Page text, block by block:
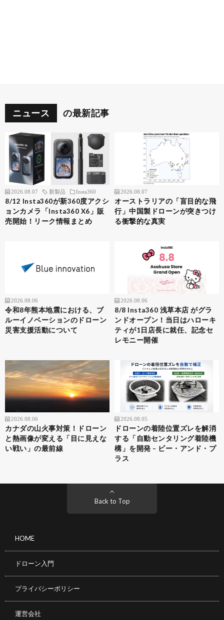
ニュース の最新記事
2026.08.07 新製品 Insta360
8/12 Insta360が新360度アクシ
ョンカメラ「Insta360 X6」販
売開始！リーク情報まとめ
2026.08.07
オーストラリアの「盲目的な飛
行」中国製ドローンが突きつけ
る衝撃的な真実
2026.08.06
令和8年熊本地震における、ブ
ルーイノベーションのドローン
災害支援活動について
2026.08.06
8/8 Insta360 浅草本店 がグラ
ンドオープン！当日はハローキ
ティが1日店長に就任、記念セ
レモニー開催
2026.08.06
カナダの山火事対策！ドローン
と熱画像が変える「目に見えな
い戦い」の最前線
2026.08.05
ドローンの着陸位置ズレを解消
する「自動センタリング着陸機
構」を開発 – ビー・アンド・プ
ラス
Back to Top
HOME
ドローン入門
プライバシーポリシー
運営会社